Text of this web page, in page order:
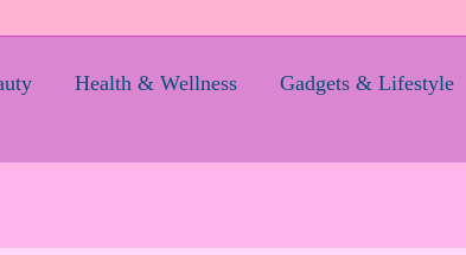
Health & Wellness Gadgets & Lifestyle